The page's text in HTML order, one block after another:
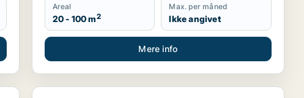
Areal
20 - 100 m2
Max. per måned
Ikke angivet
Mere info